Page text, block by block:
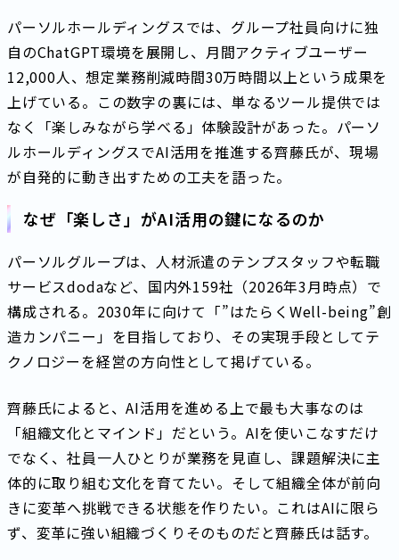
パーソルホールディングスでは、グループ社員向けに独
自のChatGPT環境を展開し、月間アクティブユーザー
12,000人、想定業務削減時間30万時間以上という成果を
上げている。この数字の裏には、単なるツール提供では
なく「楽しみながら学べる」体験設計があった。パーソ
ルホールディングスでAI活用を推進する齊藤氏が、現場
が自発的に動き出すための工夫を語った。
なぜ「楽しさ」がAI活用の鍵になるのか
パーソルグループは、人材派遣のテンプスタッフや転職
サービスdodaなど、国内外159社（2026年3月時点）で
構成される。2030年に向けて「”はたらくWell-being”創
造カンパニー」を目指しており、その実現手段としてテ
クノロジーを経営の方向性として掲げている。
齊藤氏によると、AI活用を進める上で最も大事なのは
「組織文化とマインド」だという。AIを使いこなすだけ
でなく、社員一人ひとりが業務を見直し、課題解決に主
体的に取り組む文化を育てたい。そして組織全体が前向
きに変革へ挑戦できる状態を作りたい。これはAIに限ら
ず、変革に強い組織づくりそのものだと齊藤氏は話す。